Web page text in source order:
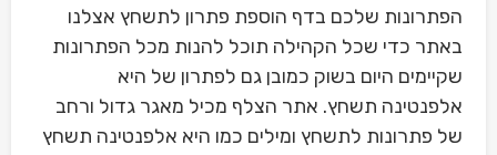
הפתרונות שלכם בדף הוספת פתרון לתשחץ אצלנו
באתר כדי שכל הקהילה תוכל להנות מכל הפתרונות
שקיימים היום בשוק כמובן גם לפתרון של היא
אלפנטינה תשחץ. אתר הצלף מכיל מאגר גדול ורחב
של פתרונות לתשחץ ומילים כמו היא אלפנטינה תשחץ